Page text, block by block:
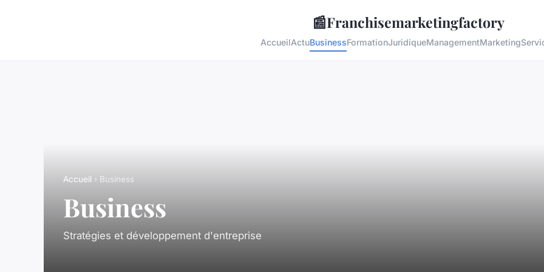
📰Franchisemarketingfactory
AccueilActuBusinessFormationJuridiqueManagementMarketing
Accueil › Business
Business
Stratégies et développement d'entreprise